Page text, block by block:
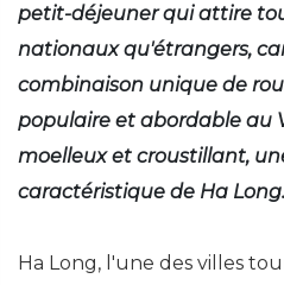
petit-déjeuner qui attire
nationaux qu'étrangers,
combinaison unique de
populaire et abordable au
moelleux et croustillant,
caractéristique de Ha Long.
Ha Long, l'une des villes